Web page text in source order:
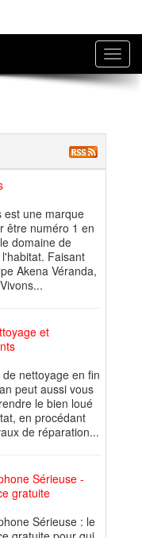
est une marque
être numéro 1 en
domaine de
Faisant
Akena Véranda,
et
nettoyage en fin
peut aussi vous
le bien loué
en procédant
de réparation...
Sérieuse -
gratuite
Sérieuse : le